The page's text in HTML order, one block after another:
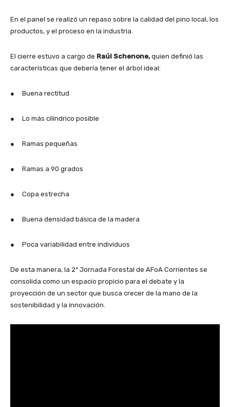
En el panel se realizó un repaso sobre la calidad del pino local, los
productos, y el proceso en la industria.
El cierre estuvo a cargo de Raúl Schenone,quien definió las
características que debería tener el árbol ideal:
● Buena rectitud
● Lo más cilíndrico posible
● Ramas pequeñas
● Ramas a 90 grados
● Copa estrecha
● Buena densidad básica de la madera
● Poca variabilidad entre individuos
De esta manera, la 2ª Jornada Forestal de AFoA Corrientes se
consolida como un espacio propicio para el debate y la
proyección de un sector que busca crecer de la mano de la
sostenibilidad y la innovación.